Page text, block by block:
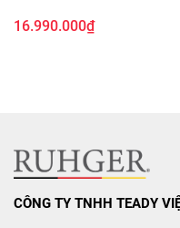
tránh bỏng.
món cùng lúc, tiết
Khóa an toàn trẻ
16.990.000₫
CÔNG TY TNHH TEADY